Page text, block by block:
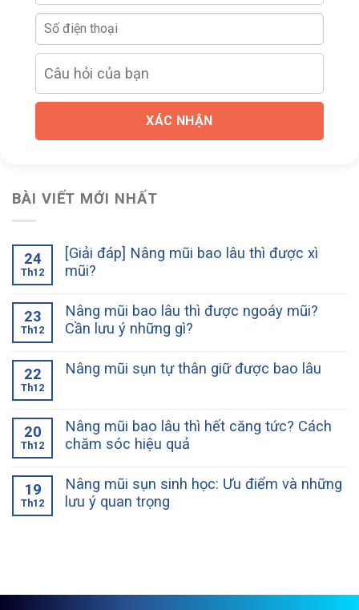
XÁC NHẬN
BÀI VIẾT MỚI NHẤT
24
Th12
[Giải đáp] Nâng mũi bao lâu thì được xì
mũi?
23
Th12
Nâng mũi bao lâu thì được ngoáy mũi?
Cần lưu ý những gì?
22
Th12
Nâng mũi sụn tự thân giữ được bao lâu
20
Th12
Nâng mũi bao lâu thì hết căng tức? Cách
chăm sóc hiệu quả
19
Th12
Nâng mũi sụn sinh học: Ưu điểm và những
lưu ý quan trọng